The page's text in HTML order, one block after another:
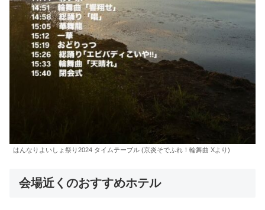
はんなりよいしょ祭り2024 タイムテーブル (京炎そでふれ！輪舞曲 Xより)
会場近くのおすすめホテル